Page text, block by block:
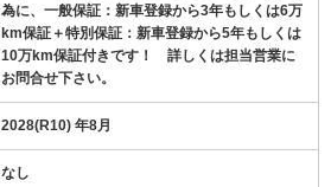
為に、一般保証：新車登録から3年もしくは6万
km保証＋特別保証：新車登録から5年もしくは
10万km保証付きです！ 詳しくは担当営業に
お問合せ下さい。
2028(R10) 年8月
なし